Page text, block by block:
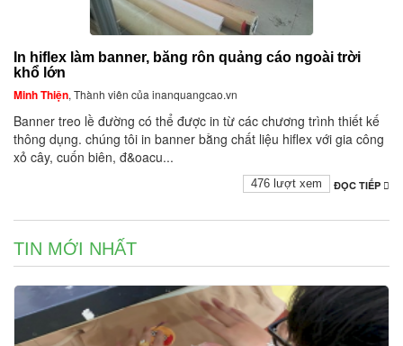
In hiflex làm banner, băng rôn quảng cáo ngoài trời
khổ lớn
Minh Thiện, Thành viên của inanquangcao.vn
Banner treo lề đường có thể được in từ các chương trình thiết kế
thông dụng. chúng tôi in banner bằng chất liệu hiflex với gia công
xỏ cây, cuốn biên, đ&oacu...
ĐỌC TIẾP
476 lượt xem
TIN MỚI NHẤT